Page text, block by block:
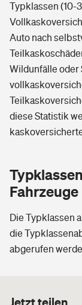
Typklassen (10-
Auto nach
Wildunfälle oder
diese Statistik
Die Typklassen
die
abgerufen